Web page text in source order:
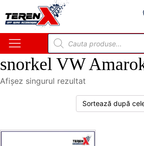
Products
search
snorkel VW
Afișez singurul rezultat